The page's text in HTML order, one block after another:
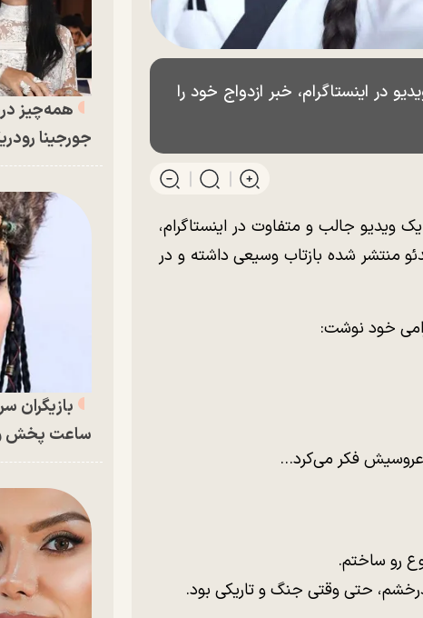
در اینستاگرام، خبر ازدواج خود را
یک ویدیو جالب و متفاوت در اینستاگرام،
منتشر شده بازتاب وسیعی داشته و در
خود نوشت:
عروسیش فکر می‌کرد…
حتی وقتی جنگ و تاریکی بود.
همه‌چیز
جورجینا
بازیگران
ساعت پخش و